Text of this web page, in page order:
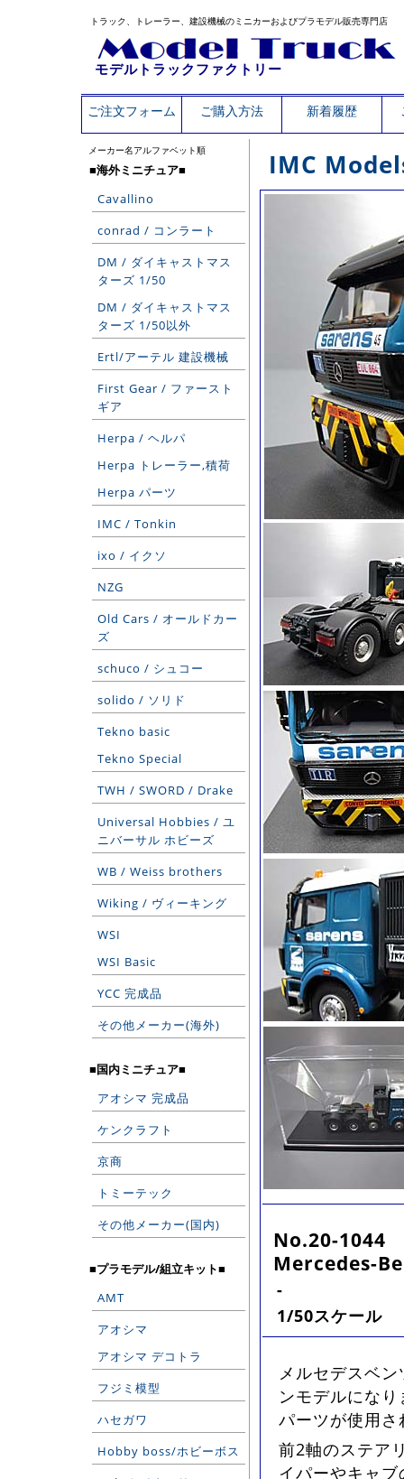
トラック、トレーラー、建設機械のミニカーおよびプラモデル販売専門店
モデルトラックファクトリー
ご注文フォーム ご購入方法 新着履歴
メーカー名アルファベット順
■海外ミニチュア■
Cavallino
conrad / コンラート
DM / ダイキャストマス
ターズ 1/50
DM / ダイキャストマス
ターズ 1/50以外
Ertl/アーテル 建設機械
First Gear / ファースト
ギア
Herpa / ヘルパ
Herpa トレーラー,積荷
Herpa パーツ
IMC / Tonkin
ixo / イクソ
NZG
Old Cars / オールドカー
ズ
schuco / シュコー
solido / ソリド
Tekno basic
Tekno Special
TWH / SWORD / Drake
Universal Hobbies / ユ
ニバーサル ホビーズ
WB / Weiss brothers
Wiking / ヴィーキング
WSI
WSI Basic
YCC 完成品
その他メーカー(海外)
■国内ミニチュア■
アオシマ 完成品
ケンクラフト
京商
トミーテック
その他メーカー(国内)
■プラモデル/組立キット■
AMT
アオシマ
アオシマ デコトラ
フジミ模型
ハセガワ
Hobby boss/ホビーボス
IMC
No.20-1044
Mercedes-
-
1/50スケール
メルセデスベ
ンモデルにな
パーツが使用
前2軸のステア
イパーやキャ